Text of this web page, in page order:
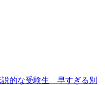
的な受験生 早すぎる別